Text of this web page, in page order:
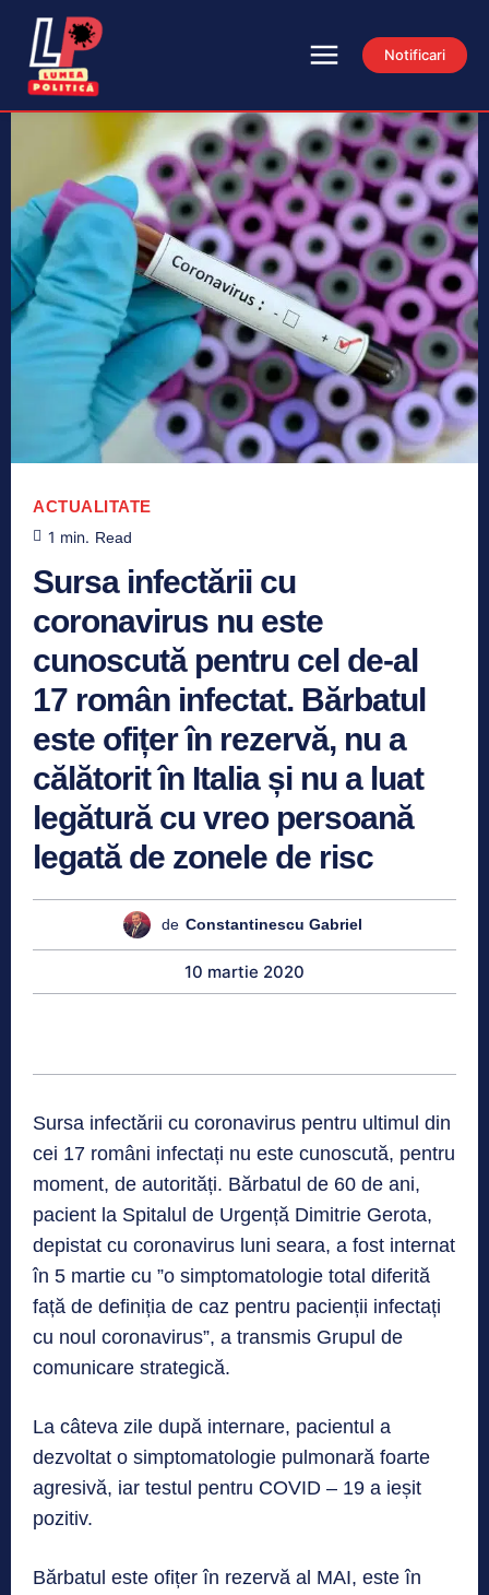
Notificari
ACTUALITATE
1 min. Read
Sursa infectării cu
coronavirus nu este
cunoscută pentru cel de-al
17 român infectat. Bărbatul
este ofițer în rezervă, nu a
călătorit în Italia și nu a luat
legătură cu vreo persoană
legată de zonele de risc
de Constantinescu Gabriel
10 martie 2020
Sursa infectării cu coronavirus pentru ultimul din
cei 17 români infectați nu este cunoscută, pentru
moment, de autorități. Bărbatul de 60 de ani,
pacient la Spitalul de Urgență Dimitrie Gerota,
depistat cu coronavirus luni seara, a fost internat
în 5 martie cu ”o simptomatologie total diferită
față de definiția de caz pentru pacienții infectați
cu noul coronavirus”, a transmis Grupul de
comunicare strategică.
La câteva zile după internare, pacientul a
dezvoltat o simptomatologie pulmonară foarte
agresivă, iar testul pentru COVID – 19 a ieșit
pozitiv.
Bărbatul este ofițer în rezervă al MAI, este în